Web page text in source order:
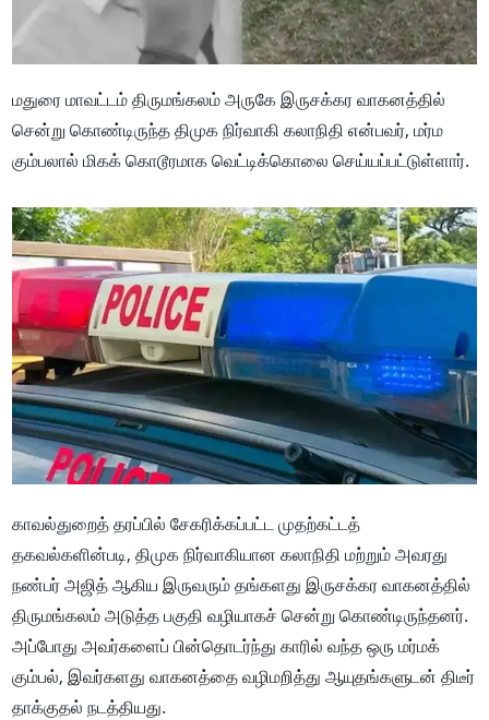
மதுரை மாவட்டம் திருமங்கலம் அருகே இருசக்கர வாகனத்தில்
சென்று கொண்டிருந்த திமுக நிர்வாகி கலாநிதி என்பவர், மர்ம
கும்பலால் மிகக் கொடூரமாக வெட்டிக்கொலை செய்யப்பட்டுள்ளார்.
காவல்துறைத் தரப்பில் சேகரிக்கப்பட்ட முதற்கட்டத்
தகவல்களின்படி, திமுக நிர்வாகியான கலாநிதி மற்றும் அவரது
நண்பர் அஜித் ஆகிய இருவரும் தங்களது இருசக்கர வாகனத்தில்
திருமங்கலம் அடுத்த பகுதி வழியாகச் சென்று கொண்டிருந்தனர்.
அப்போது அவர்களைப் பின்தொடர்ந்து காரில் வந்த ஒரு மர்மக்
கும்பல், இவர்களது வாகனத்தை வழிமறித்து ஆயுதங்களுடன் திடீர்
தாக்குதல் நடத்தியது.